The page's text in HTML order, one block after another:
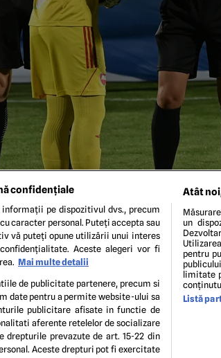
Ghinguleac, Radu Petrescu si Mircea
si Sepsi OSK Sfantu Gheorghe,
Hagi din Ovidiu, sambata 30 septembrie
TERMENI ȘI CONDIȚIIPOLITICA DE
confidențiale
pe dispozitivul dvs., precum
caracter personal. Puteți accepta sau
vă puteți opune utilizării unui interes
Aceste alegeri vor fi
Mai multe detalii
de publicitate partenere, precum si
date pentru a permite website-ului sa
publicitare afisate in functie de
aferente retelelor de socializare
prevazute de art. 15-22 din
Aceste drepturi pot fi exercitate
Atât
un
pentru
limitate
Listă